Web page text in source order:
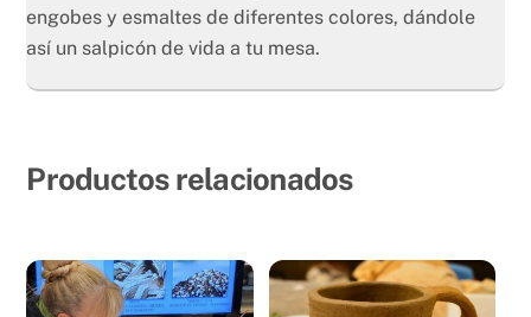
engobes y esmaltes de diferentes colores, dándole
así un salpicón de vida a tu mesa.
Productos relacionados